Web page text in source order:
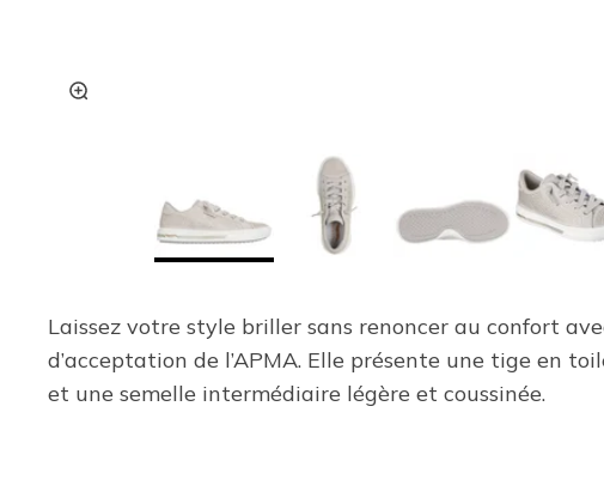
Laissez votre style briller sans renoncer au confort
d’acceptation de l’APMA. Elle présente une tige en
et une semelle intermédiaire légère et coussinée.